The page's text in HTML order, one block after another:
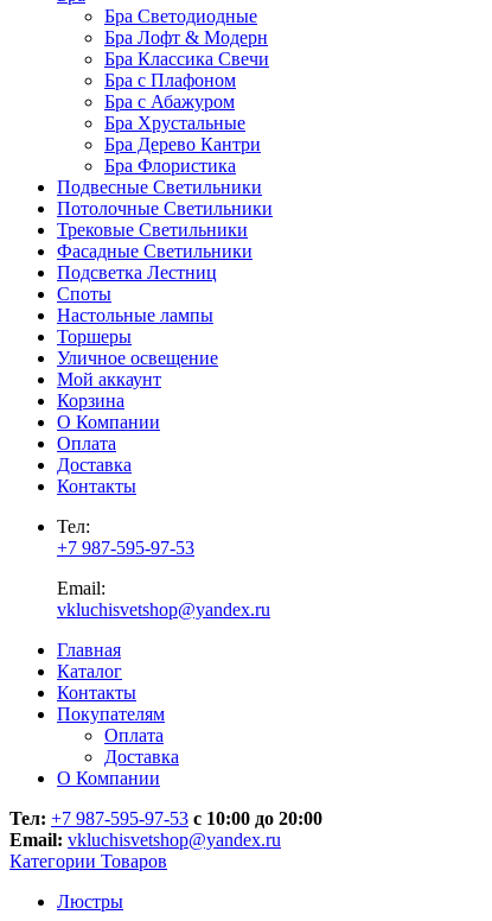
Бра Светодиодные
Бра Лофт & Модерн
Бра Классика Свечи
Бра с Плафоном
Бра с Абажуром
Бра Хрустальные
Бра Дерево Кантри
Бра Флористика
Подвесные Светильники
Потолочные Светильники
Трековые Светильники
Фасадные Светильники
Подсветка Лестниц
Споты
Настольные лампы
Торшеры
Уличное освещение
Мой аккаунт
Корзина
О Компании
Оплата
Доставка
Контакты
Тел:
+7 987-595-97-53
Email:
vkluchisvetshop@yandex.ru
Главная
Каталог
Контакты
Покупателям
Оплата
Доставка
О Компании
Тел: +7 987-595-97-53 с 10:00 до 20:00
Email: vkluchisvetshop@yandex.ru
Категории Товаров
Люстры